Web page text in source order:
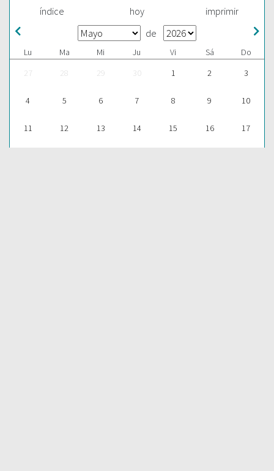
índice hoy imprimir
de
Lu Ma Mi Ju Vi Sá
Do
27
28 29 30 1 2 3
4 5 6 7 8 9 10
11 12 13 14 15 16 17